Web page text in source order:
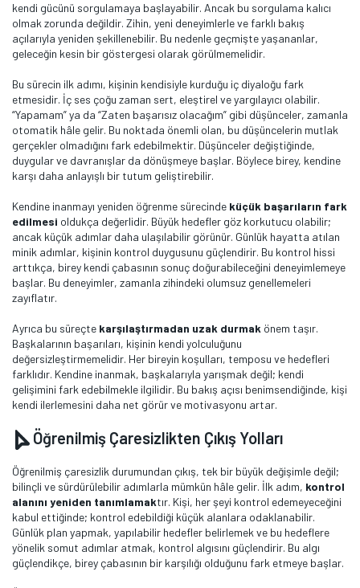
kendi gücünü sorgulamaya başlayabilir. Ancak bu sorgulama kalıcı
olmak zorunda değildir. Zihin, yeni deneyimlerle ve farklı bakış
açılarıyla yeniden şekillenebilir. Bu nedenle geçmişte yaşananlar,
geleceğin kesin bir göstergesi olarak görülmemelidir.
Bu sürecin ilk adımı, kişinin kendisiyle kurduğu iç diyaloğu fark
etmesidir. İç ses çoğu zaman sert, eleştirel ve yargılayıcı olabilir.
“Yapamam” ya da “Zaten başarısız olacağım” gibi düşünceler, zamanla
otomatik hâle gelir. Bu noktada önemli olan, bu düşüncelerin mutlak
gerçekler olmadığını fark edebilmektir. Düşünceler değiştiğinde,
duygular ve davranışlar da dönüşmeye başlar. Böylece birey, kendine
karşı daha anlayışlı bir tutum geliştirebilir.
Kendine inanmayı yeniden öğrenme sürecinde küçük başarıların fark
edilmesi oldukça değerlidir. Büyük hedefler göz korkutucu olabilir;
ancak küçük adımlar daha ulaşılabilir görünür. Günlük hayatta atılan
minik adımlar, kişinin kontrol duygusunu güçlendirir. Bu kontrol hissi
arttıkça, birey kendi çabasının sonuç doğurabileceğini deneyimlemeye
başlar. Bu deneyimler, zamanla zihindeki olumsuz genellemeleri
zayıflatır.
Ayrıca bu süreçte karşılaştırmadan uzak durmak önem taşır.
Başkalarının başarıları, kişinin kendi yolculuğunu
değersizleştirmemelidir. Her bireyin koşulları, temposu ve hedefleri
farklıdır. Kendine inanmak, başkalarıyla yarışmak değil; kendi
gelişimini fark edebilmekle ilgilidir. Bu bakış açısı benimsendiğinde, kişi
kendi ilerlemesini daha net görür ve motivasyonu artar.
Öğrenilmiş Çaresizlikten Çıkış Yolları
Öğrenilmiş çaresizlik durumundan çıkış, tek bir büyük değişimle değil;
bilinçli ve sürdürülebilir adımlarla mümkün hâle gelir. İlk adım, kontrol
alanını yeniden tanımlamaktır. Kişi, her şeyi kontrol edemeyeceğini
kabul ettiğinde; kontrol edebildiği küçük alanlara odaklanabilir.
Günlük plan yapmak, yapılabilir hedefler belirlemek ve bu hedeflere
yönelik somut adımlar atmak, kontrol algısını güçlendirir. Bu algı
güçlendikçe, birey çabasının bir karşılığı olduğunu fark etmeye başlar.